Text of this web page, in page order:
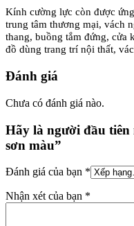
Kính cường lực còn được
trung tâm thương mại, vách
thang, buồng tắm đứng, cửa
đồ dùng trang trí nội thất,
Đánh giá
Chưa có đánh giá nào.
Hãy là người đầu
sơn màu”
Đánh giá của bạn *
Nhận xét của bạn *